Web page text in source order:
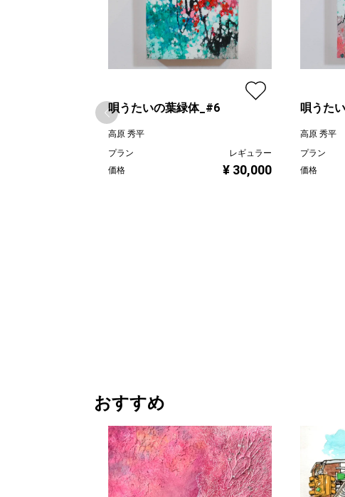
唄うたいの葉緑体_#6
高原 秀平
プラン
レギュラー
価格
¥ 30,000
唄うた
高原 秀平
プラン
価格
おすすめ